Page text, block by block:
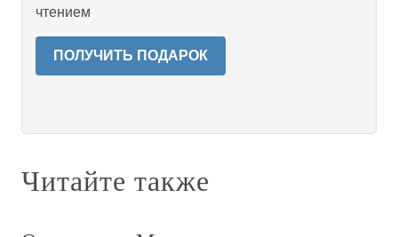
чтением
ПОЛУЧИТЬ ПОДАРОК
Читайте также